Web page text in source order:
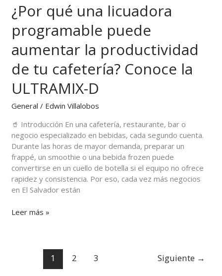
¿Por qué una licuadora
programable puede
aumentar la productividad
de tu cafetería? Conoce la
ULTRAMIX-D
General / Edwin Villalobos
🥤 Introducción En una cafetería, restaurante, bar o
negocio especializado en bebidas, cada segundo cuenta.
Durante las horas de mayor demanda, preparar un
frappé, un smoothie o una bebida frozen puede
convertirse en un cuello de botella si el equipo no ofrece
rapidez y consistencia. Por eso, cada vez más negocios
en El Salvador están
¿Por
qué
una
licuadora
programable
aumentar
la
productividad
de
cafetería?
Conoce
la
ULTRAMIX-
D
Leer más »
1 2 3 Siguiente →